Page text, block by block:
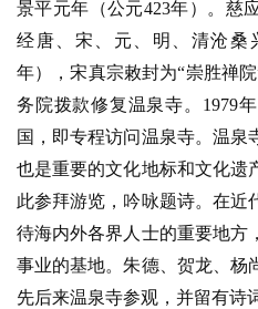
景平元年（公元423年）。慈
经唐、宋、元、明、清沧桑
年），宋真宗敕封为“崇胜禅
务院拨款修复温泉寺。1979
国，即专程访问温泉寺。温泉
也是重要的文化地标和文化遗
此参拜游览，吟咏题诗。在近
待海内外各界人士的重要地方
事业的基地。朱德、贺龙、杨
先后来温泉寺参观，并留有诗